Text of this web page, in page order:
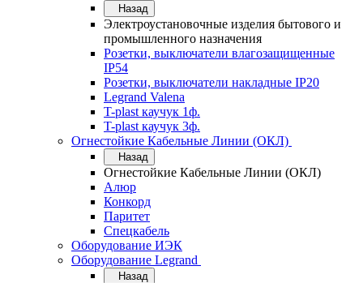
Назад
Электроустановочные изделия бытового и
промышленного назначения
Розетки, выключатели влагозащищенные
IP54
Розетки, выключатели накладные IP20
Legrand Valena
T-plast каучук 1ф.
T-plast каучук 3ф.
Огнестойкие Кабельные Линии (ОКЛ)
Назад
Огнестойкие Кабельные Линии (ОКЛ)
Алюр
Конкорд
Паритет
Спецкабель
Оборудование ИЭК
Оборудование Legrand
Назад